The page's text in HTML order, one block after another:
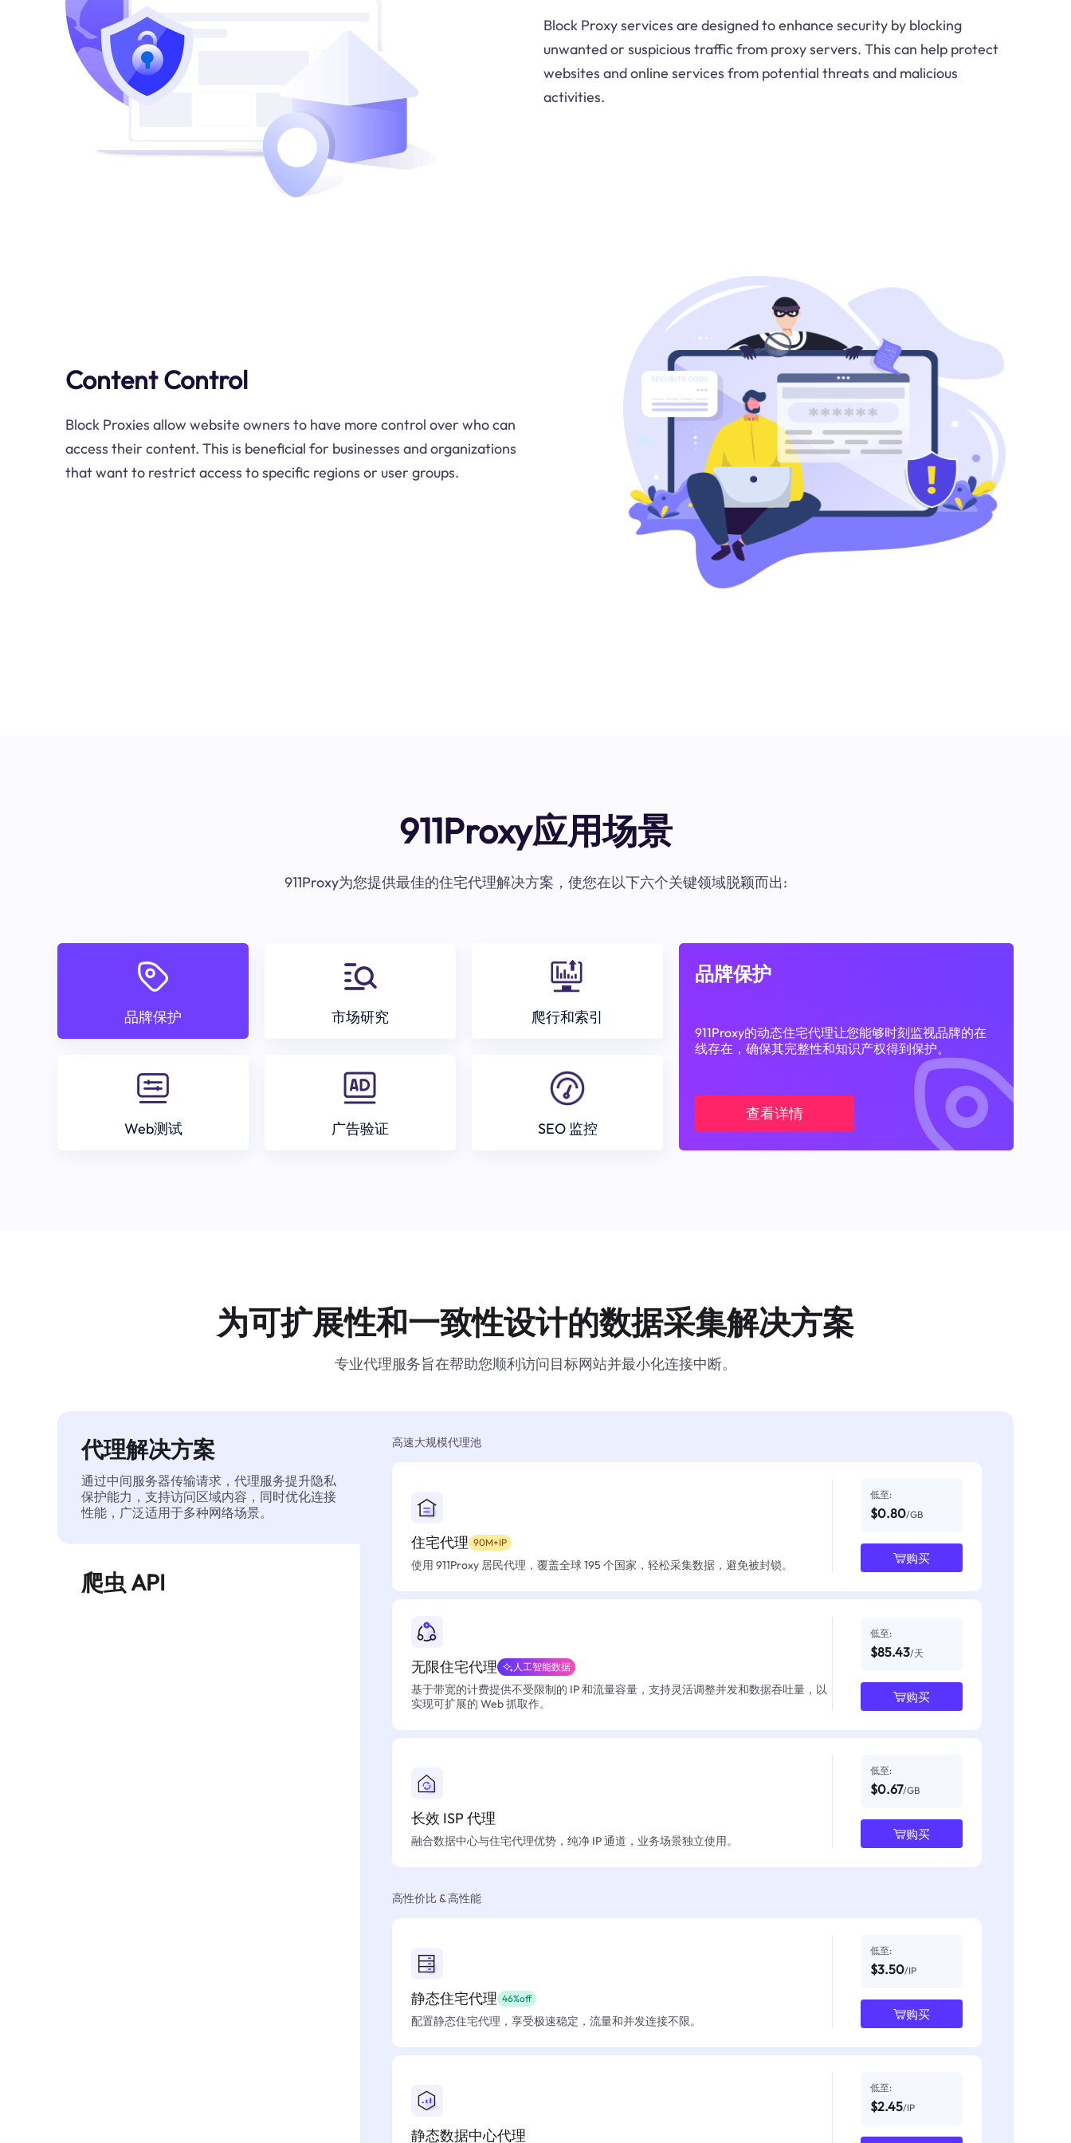
Block Proxy services are designed to enhance security by blocking
unwanted or suspicious traffic from proxy servers. This can help protect
websites and online services from potential threats and malicious
activities.
Content Control
Block Proxies allow website owners to have more control over who can
access their content. This is beneficial for businesses and organizations
that want to restrict access to specific regions or user groups.
911Proxy应用场景
911Proxy为您提供最佳的住宅代理解决方案，使您在以下六个关键领域脱颖而出:
品牌保护 市场研究 爬行和索引
Web测试 广告验证 SEO 监控
品牌保护
911Proxy的动态住宅代理让您能够时刻监视品牌的在
线存在，确保其完整性和知识产权得到保护。
查看详情
为可扩展性和一致性设计的数据采集解决方案
专业代理服务旨在帮助您顺利访问目标网站并最小化连接中断。
代理解决方案
通过中间服务器传输请求，代理服务提升隐私
保护能力，支持访问区域内容，同时优化连接
性能，广泛适用于多种网络场景。
爬虫 API
高速大规模代理池
住宅代理 90M+IP
使用 911Proxy 居民代理，覆盖全球 195 个国家，轻松采集数据，避免被封锁。
低至:
$0.80/GB
购买
无限住宅代理 人工智能数据
基于带宽的计费提供不受限制的 IP 和流量容量，支持灵活调整并发和数据吞吐量，以
实现可扩展的 Web 抓取作。
低至:
$85.43/天
购买
长效 ISP 代理
融合数据中心与住宅代理优势，纯净 IP 通道，业务场景独立使用。
低至:
$0.67/GB
购买
高性价比 & 高性能
静态住宅代理 46%off
配置静态住宅代理，享受极速稳定，流量和并发连接不限。
低至:
$3.50/IP
购买
静态数据中心代理
低至:
$2.45/IP